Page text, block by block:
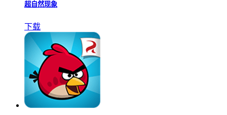
超自然现象
下载